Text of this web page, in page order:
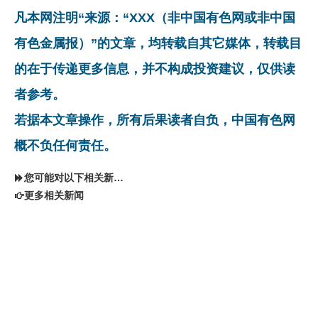
凡本网注明“来源：“XXX（非中国有色网或非中国
有色金属报）”的文章，均转载自其它媒体，转载目
的在于传递更多信息，并不构成投资建议，仅供读
者参考。
若据本文章操作，所有后果读者自负，中国有色网
概不负任何责任。
您可能对以下相关新闻同样感兴趣
更多相关新闻